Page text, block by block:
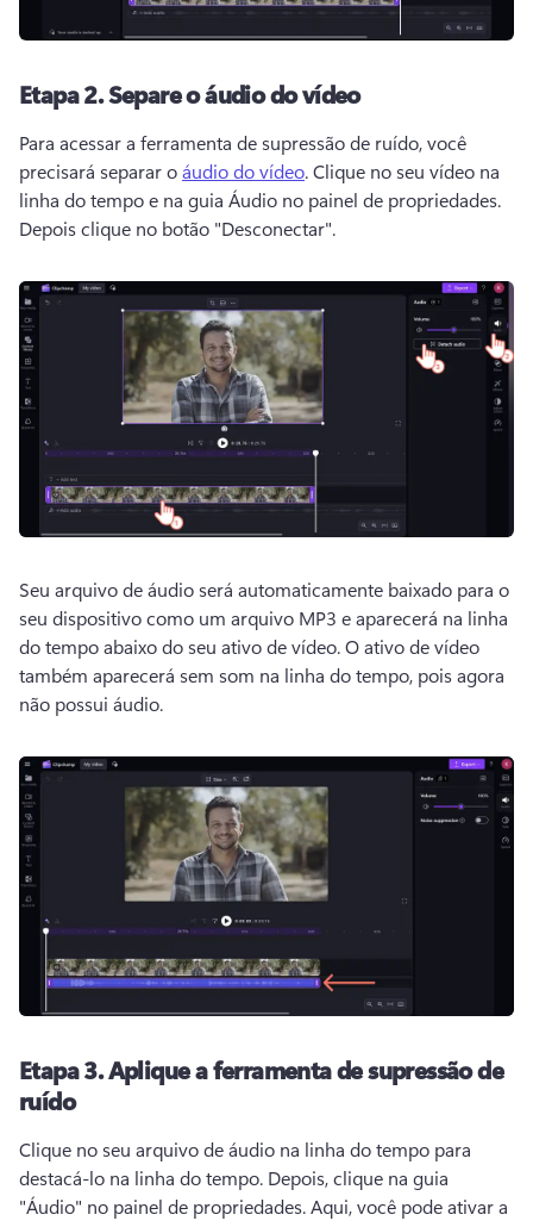
Etapa 2.Separe o áudio do vídeo
Para acessar a ferramenta de supressão de ruído, você
precisará separar o áudio do vídeo. Clique no seu vídeo na
Depois clique no botão "Desconectar".
Seu arquivo de áudio será automaticamente baixado para o
seu dispositivo como um arquivo MP3 e aparecerá na linha
do tempo abaixo do seu ativo de vídeo. O ativo de vídeo
também aparecerá sem som na linha do tempo, pois agora
não possui áudio.
Etapa 3.Aplique a ferramenta de supressão de
ruído
Clique no seu arquivo de áudio na linha do tempo para
destacá-lo na linha do tempo. Depois, clique na guia
"Áudio" no painel de propriedades. Aqui, você pode ativar a